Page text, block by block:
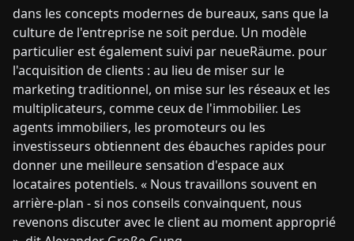
dans les concepts modernes de bureaux, sans que la
culture de l'entreprise ne soit perdue. Un modèle
particulier est également suivi par neueRäume. pour
l'acquisition de clients : au lieu de miser sur le
marketing traditionnel, on mise sur les réseaux et les
multiplicateurs, comme ceux de l'immobilier. Les
agents immobiliers, les promoteurs ou les
investisseurs obtiennent des ébauches rapides pour
donner une meilleure sensation d'espace aux
locataires potentiels. « Nous travaillons souvent en
arrière-plan - si nos conseils convainquent, nous
revenons discuter avec le client au moment approprié